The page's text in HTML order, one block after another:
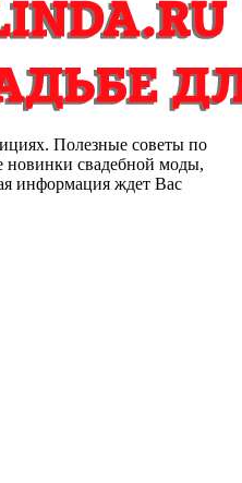
Полезные советы по
новинки свадебной моды,
информация ждет Вас